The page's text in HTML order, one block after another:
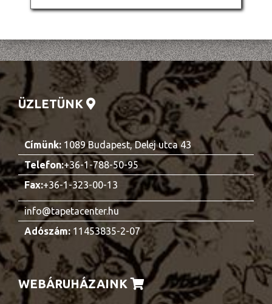
ÜZLETÜNK
Címünk: 1089 Budapest, Delej utca 43
Telefon:+36-1-788-50-95
Fax:+36-1-323-00-13
info@tapetacenter.hu
Adószám:11453835-2-07
WEBÁRUHÁZAINK